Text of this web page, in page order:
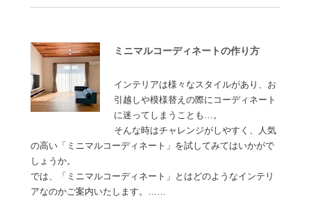
ミニマルコーディネートの作り方
インテリアは様々なスタイルがあり、お
引越しや模様替えの際にコーディネート
に迷ってしまうことも…。
そんな時はチャレンジがしやすく、人気
の高い「ミニマルコーディネート」を試してみてはいかがで
しょうか。
では、「ミニマルコーディネート」とはどのようなインテリ
アなのかご案内いたします。……